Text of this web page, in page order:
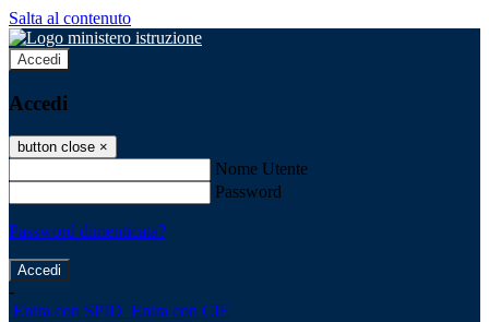
Salta al contenuto
Accedi
Accedi
button close ×
Nome Utente
Password
Password dimenticata?
-
Entra con SPID Entra con CIE